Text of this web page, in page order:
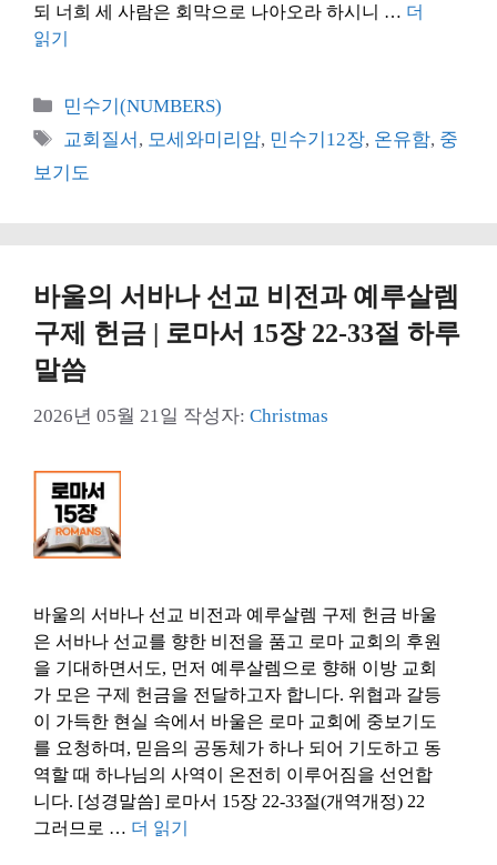
되 너희 세 사람은 회막으로 나아오라 하시니 … 더
읽기
카
테
리
민수기(NUMBERS)
태
그
교회질서 , 모세와미리암, 민수기12장, 온유함, 중
보기도
바울의 서바나 선교 비전과 예루살렘
구제 헌금 | 로마서 15장 22-33절 하루
말씀
2026년 05월 21일 작성자: Christmas
바울의 서바나 선교 비전과 예루살렘 구제 헌금 바울
은 서바나 선교를 향한 비전을 품고 로마 교회의 후원
을 기대하면서도, 먼저 예루살렘으로 향해 이방 교회
가 모은 구제 헌금을 전달하고자 합니다. 위협과 갈등
이 가득한 현실 속에서 바울은 로마 교회에 중보기도
를 요청하며, 믿음의 공동체가 하나 되어 기도하고 동
역할 때 하나님의 사역이 온전히 이루어짐을 선언합
니다. [성경말씀] 로마서 15장 22-33절(개역개정) 22
그러므로 … 더 읽기